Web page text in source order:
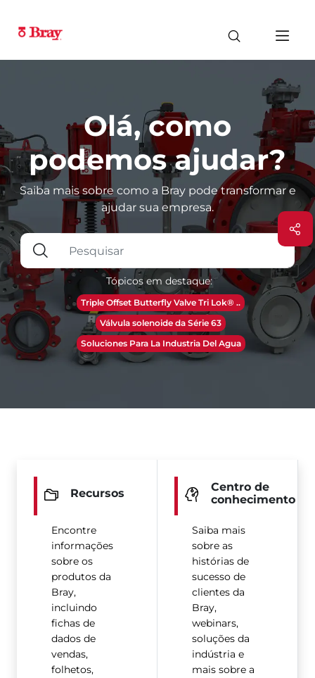
Olá, como
podemos ajudar?
Saiba mais sobre como a Bray pode transformar e
ajudar sua empresa.
Tópicos em destaque:
Triple Offset Butterfly Valve Tri Lok® ..
Válvula solenoide da Série 63
Soluciones Para La Industria Del Agua
Recursos
Encontre
informações
sobre os
produtos da
Bray,
incluindo
fichas de
dados de
vendas,
folhetos,
Centro de
conhecimento
Saiba mais
sobre as
histórias de
sucesso de
clientes da
Bray,
webinars,
soluções da
indústria e
mais sobre a